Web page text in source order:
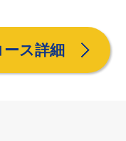
ース詳細